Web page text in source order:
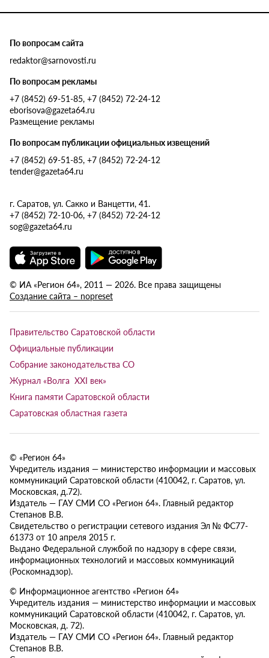
По вопросам сайта
redaktor@sarnovosti.ru
По вопросам рекламы
+7 (8452) 69-51-85, +7 (8452) 72-24-12
eborisova@gazeta64.ru
Размещение рекламы
По вопросам публикации официальных извещений
+7 (8452) 69-51-85, +7 (8452) 72-24-12
tender@gazeta64.ru
г. Саратов, ул. Сакко и Ванцетти, 41.
+7 (8452) 72-10-06, +7 (8452) 72-24-12
sog@gazeta64.ru
© ИА «Регион 64», 2011 — 2026. Все права защищены
Создание сайта – nopreset
Правительство Саратовской области
Официальные публикации
Собрание законодательства СО
Журнал «Волга XXI век»
Книга памяти Саратовской области
Саратовская областная газета
© «Регион 64»
Учредитель издания — министерство информации и массовых
коммуникаций Саратовской области (410042, г. Саратов, ул.
Московская, д.72).
Издатель — ГАУ СМИ СО «Регион 64». Главный редактор
Степанов В.В.
Свидетельство о регистрации сетевого издания Эл № ФС77-
61373 от 10 апреля 2015 г.
Выдано Федеральной службой по надзору в сфере связи,
информационных технологий и массовых коммуникаций
(Роскомнадзор).
© Информационное агентство «Регион 64»
Учредитель издания — министерство информации и массовых
коммуникаций Саратовской области (410042, г. Саратов, ул.
Московская, д. 72).
Издатель — ГАУ СМИ СО «Регион 64». Главный редактор
Степанов В.В.